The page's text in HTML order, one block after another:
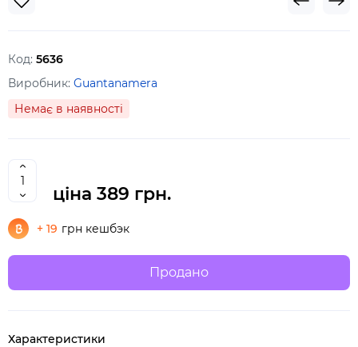
Код: 5636
Виробник: Guantanamera
Немає в наявності
ціна 389 грн.
+ 19 грн кешбэк
Продано
Характеристики